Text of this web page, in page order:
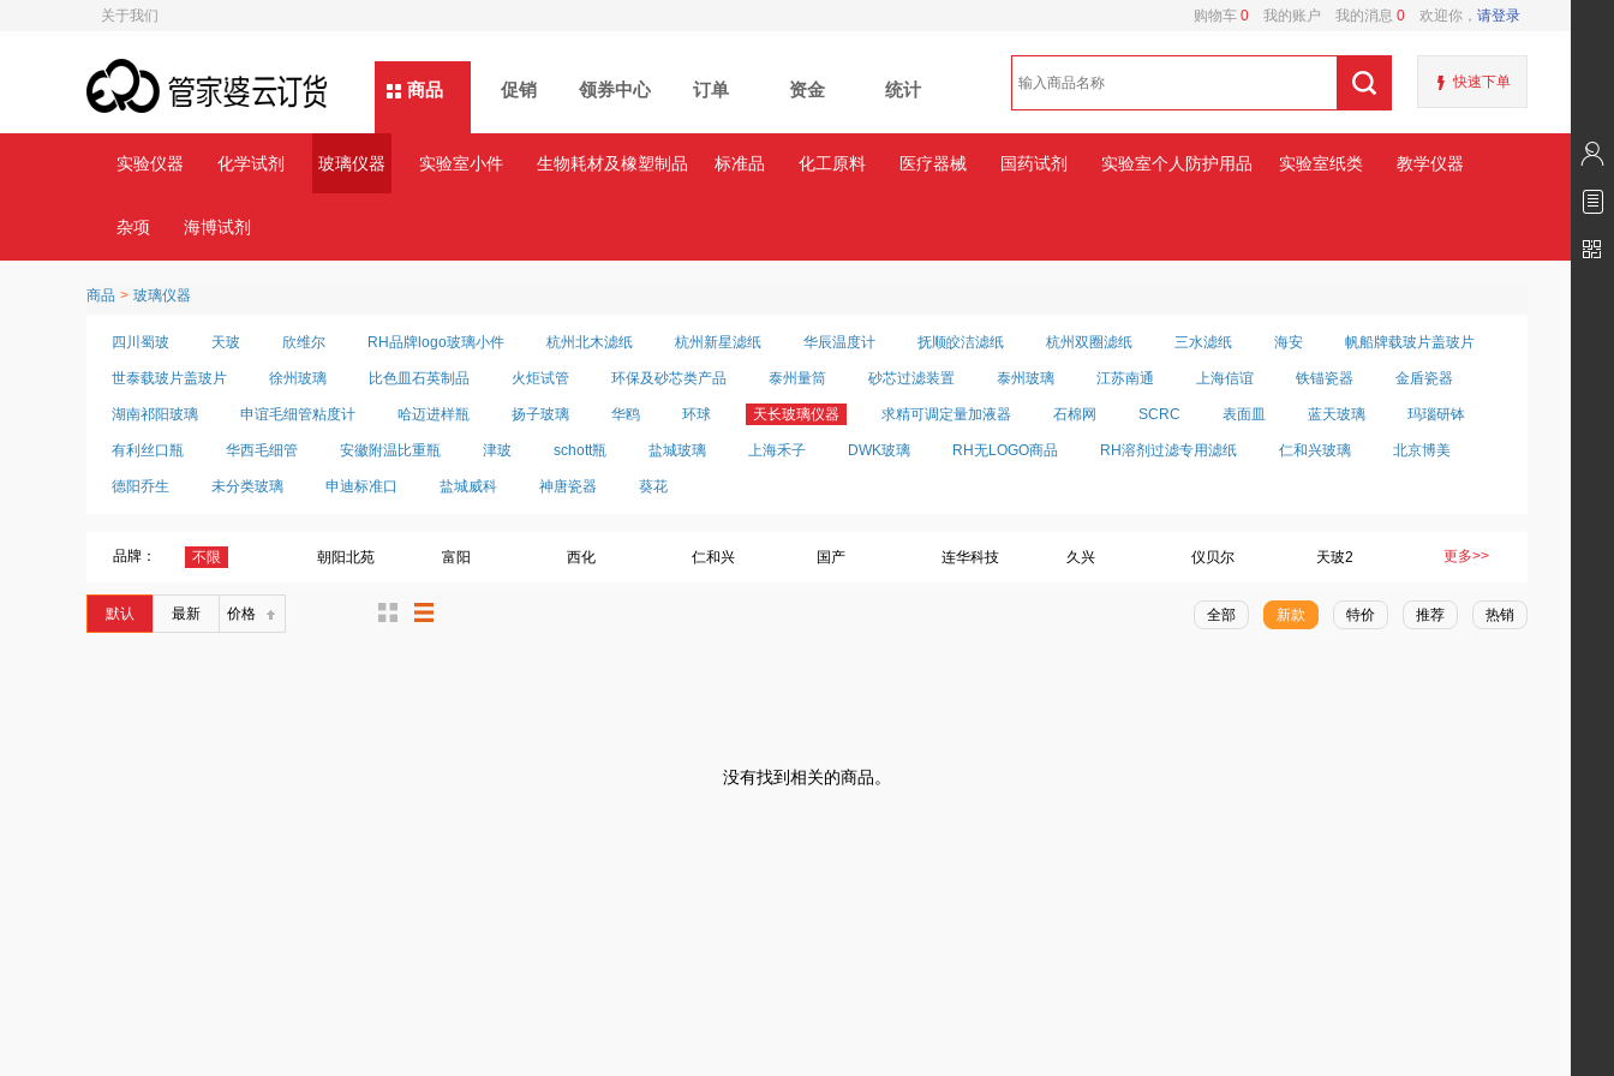
欢迎你， 请登录
关于我们 我的消息 0
我的账户
购物车 0
商品
实验仪器 化学试剂 玻璃仪器 实验室小件 生物耗材及橡塑制品 标准品 化工原料 医疗器械 国药试剂 实验室个人防护用品 实验室纸类 教学仪器
杂项 海博试剂
商品 促销 领券中心 订单 资金 统计 快速下单
商品 > 玻璃仪器
四川蜀玻 天玻 欣维尔 RH品牌logo玻璃小件 杭州北木滤纸 杭州新星滤纸 华辰温度计 抚顺皎洁滤纸 杭州双圈滤纸 三水滤纸 海安 帆船牌载玻片盖玻片
世泰载玻片盖玻片 徐州玻璃 比色皿石英制品 火炬试管 环保及砂芯类产品 泰州量筒 砂芯过滤装置 泰州玻璃 江苏南通 上海信谊 铁锚瓷器 金盾瓷器
湖南祁阳玻璃 申谊毛细管粘度计 哈迈进样瓶 扬子玻璃 华鸥 环球 天长玻璃仪器 求精可调定量加液器 石棉网 SCRC 表面皿 蓝天玻璃 玛瑙研钵
有利丝口瓶 华西毛细管 安徽附温比重瓶 津玻 schott瓶 盐城玻璃 上海禾子 DWK玻璃 RH无LOGO商品 RH溶剂过滤专用滤纸 仁和兴玻璃 北京博美
德阳乔生 未分类玻璃 申迪标准口 盐城威科 神唐瓷器 葵花
品牌： 不限 朝阳北苑 富阳 西化 仁和兴 国产 连华科技 久兴 仪贝尔 天玻2 更多>>
默认 最新 价格 全部 新款 特价 推荐 热销
没有找到相关的商品。